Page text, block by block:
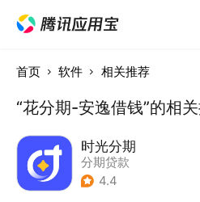
首页 软件 相关推荐
“花分期-安逸借钱”的相
时光分期
分期贷款
4.4